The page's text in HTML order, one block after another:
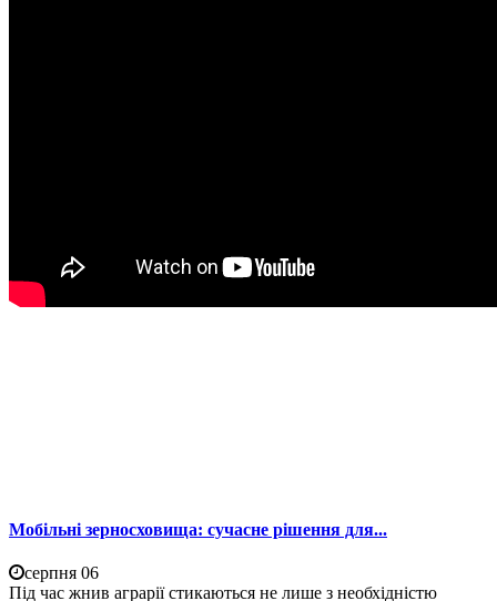
Мобільні зерносховища: сучасне рішення для...
серпня 06
Під час жнив аграрії стикаються не лише з необхідністю